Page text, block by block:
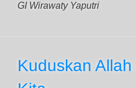
GI Wirawaty Yaputri
Kuduskan